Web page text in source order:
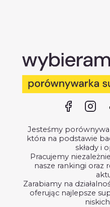
Jesteśmy
która na podstawie
składy i
Pracujemy
nasze rankingi oraz
Zarabiamy na
oferując najlepsze